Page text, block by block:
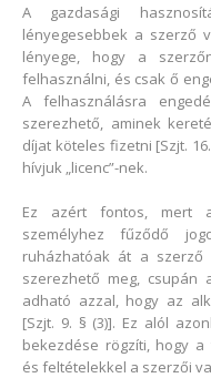
A gazdasági
lényegesebbek a szerző
lényege, hogy a
felhasználni, és csak ő
A felhasználásra
szerezhető, aminek
díjat köteles fizetni [Szjt.
hívjuk „licenc”-nek.
Ez azért fontos, mert
személyhez fűződő
ruházhatóak át a szerző
szerezhető meg, csupán
adható azzal, hogy az
[Szjt. 9. § (3)]. Ez alól
bekezdése rögzíti, hogy
és feltételekkel a szerzői